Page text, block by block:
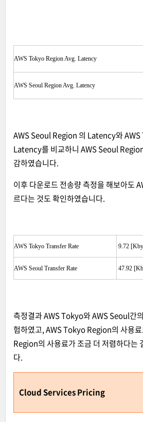
AWS Tokyo Region Avg. Latency
AWS Seoul Region Avg. Latency
AWS Seoul Region 의 Latency와
Latency를 비교하니 AWS Seoul
감하였습니다.
이후 다운로드 전송량 측정을 해보아도
르다는 것도 확인하였습니다.
AWS Tokyo Transfer Rate 9.72
AWS Seoul Transfer Rate 47.92
측정결과 AWS Tokyo와 AWS Seoul간
험하였고, AWS Tokyo Region의 사용
Region의 사용료가 조금 더 저렴하다는
다.
Cloud Services Pricing